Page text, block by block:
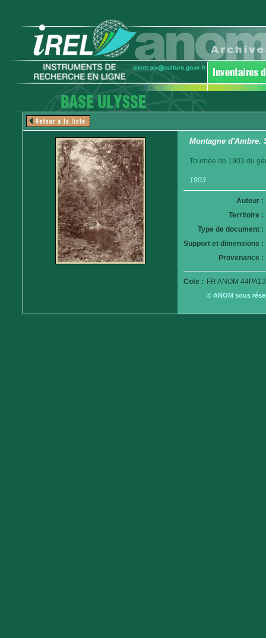
Montagne d'Ambre.
Tournée de 1903 du
1903
Auteur :
Territoire :
Type de document :
Support et dimensions :
Provenance :
Cote : FR ANOM
© ANOM sous